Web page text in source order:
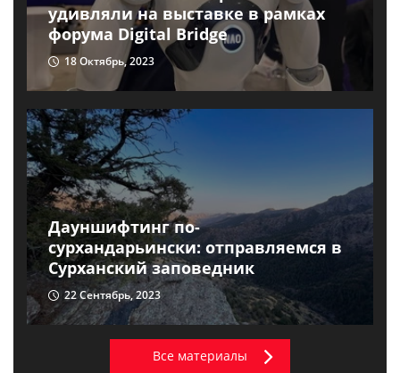
удивляли на выставке в рамках
форума Digital Bridge
18 Октябрь, 2023
Дауншифтинг по-
сурхандарьински: отправляемся в
Сурханский заповедник
22 Сентябрь, 2023
Все материалы